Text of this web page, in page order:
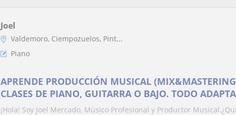
Joel
Valdemoro, Ciempozuelos, Pint...
Piano
APRENDE PRODUCCIÓN MUSICAL
CLASES DE PIANO, GUITARRA O BAJO. TODO
A TÍ
¡Hola! Soy Joel Mercado, Músico Profesional y Productor